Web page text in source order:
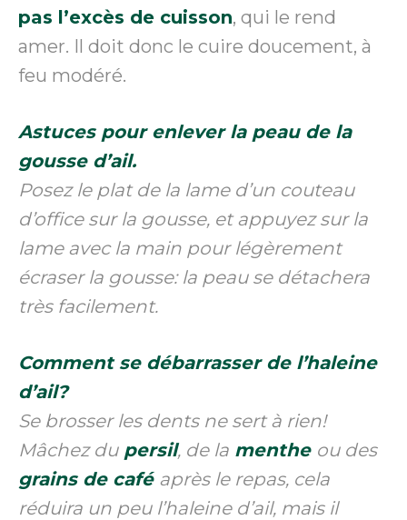
pas l’excès de cuisson, qui le rend
amer. Il doit donc le cuire doucement, à
feu modéré.
Astuces pour enlever la peau de la
gousse d’ail.
Posez le plat de la lame d’un couteau
d’office sur la gousse, et appuyez sur la
lame avec la main pour légèrement
écraser la gousse: la peau se détachera
très facilement.
Comment se débarrasser de l’haleine
d’ail?
Se brosser les dents ne sert à rien!
Mâchez dupersil, de la menthe ou des
grains de café après le repas, cela
réduira un peu l’haleine d’ail, mais il